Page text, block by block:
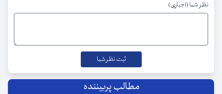
نظر شما (اجباری)
مطالب پربیننده